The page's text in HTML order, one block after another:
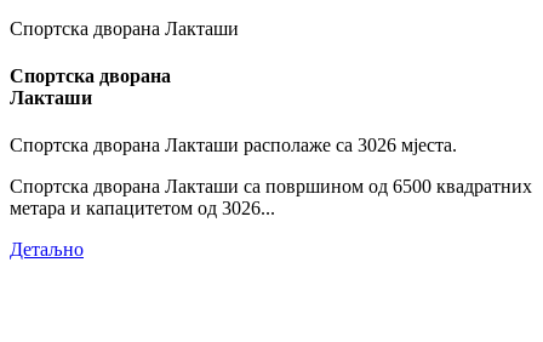
Спортска дворана Лакташи
Спортска дворана
Лакташи
Спортска дворана Лакташи располаже са 3026 мјеста.
Спортска дворана Лакташи са површином од 6500 квадратних
метара и капацитетом од 3026...
Детаљно